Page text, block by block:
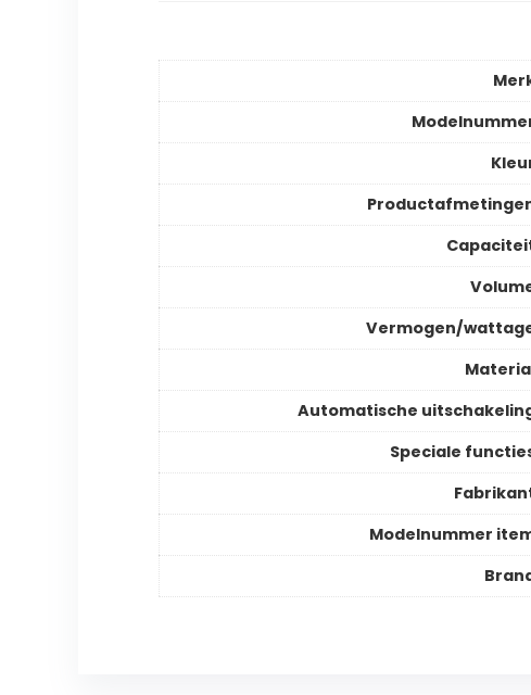
Vermogen/
Automatische
Speciale
Modelnummer